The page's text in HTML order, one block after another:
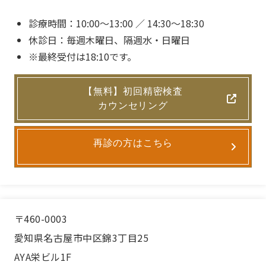
診療時間：10:00〜13:00 ／ 14:30〜18:30
休診日：毎週木曜日、隔週水・日曜日
※最終受付は18:10です。
【無料】初回精密検査
カウンセリング
再診の方はこちら
〒460-0003
愛知県名古屋市中区錦3丁目25
AYA栄ビル1F